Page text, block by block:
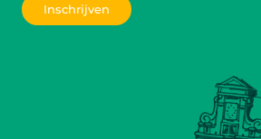
Inschrijven